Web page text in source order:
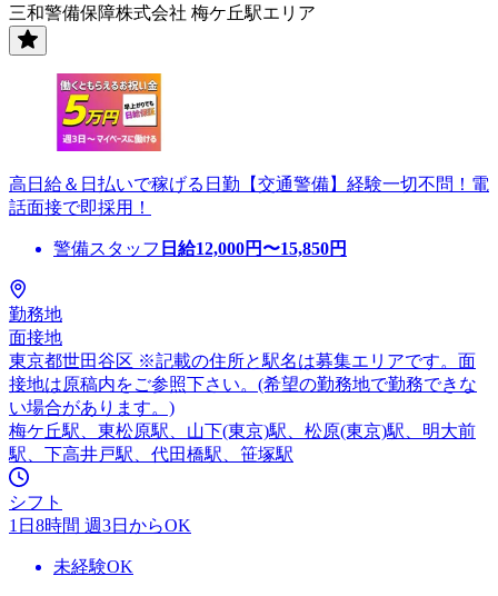
三和警備保障株式会社 梅ケ丘駅エリア
高日給＆日払いで稼げる日勤【交通警備】経験一切不問！電
話面接で即採用！
警備スタッフ 日給12,000円〜15,850円
勤務地
面接地
東京都世田谷区 ※記載の住所と駅名は募集エリアです。面
接地は原稿内をご参照下さい。(希望の勤務地で勤務できな
い場合があります。)
梅ケ丘駅、東松原駅、山下(東京)駅、松原(東京)駅、明大前
駅、下高井戸駅、代田橋駅、笹塚駅
シフト
1日8時間 週3日からOK
未経験OK